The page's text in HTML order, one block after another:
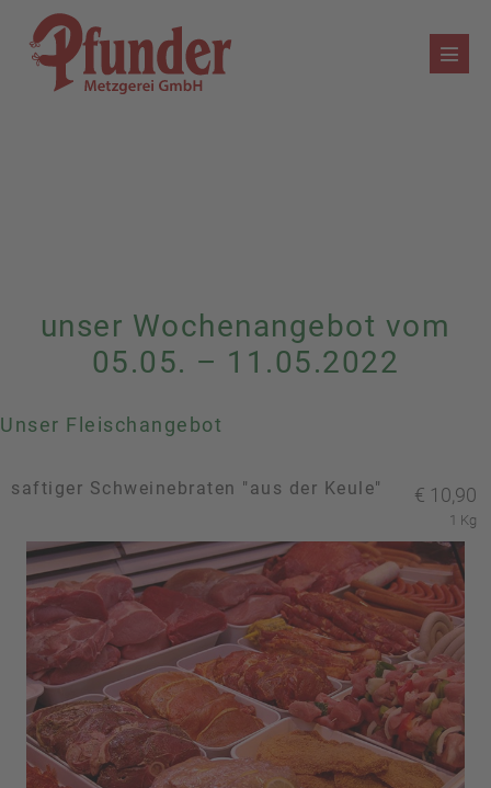
Inhalt
springen
unser Wochenangebot vom
05.05. – 11.05.2022
Unser Fleischangebot
saftiger Schweinebraten "aus der Keule" € 10,90
1 Kg